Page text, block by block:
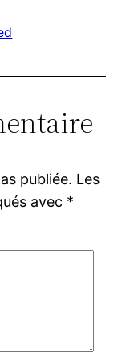
publiée. Les
avec *